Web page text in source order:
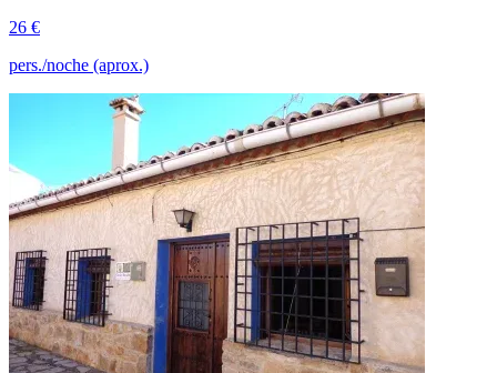
26 €
pers./noche (aprox.)